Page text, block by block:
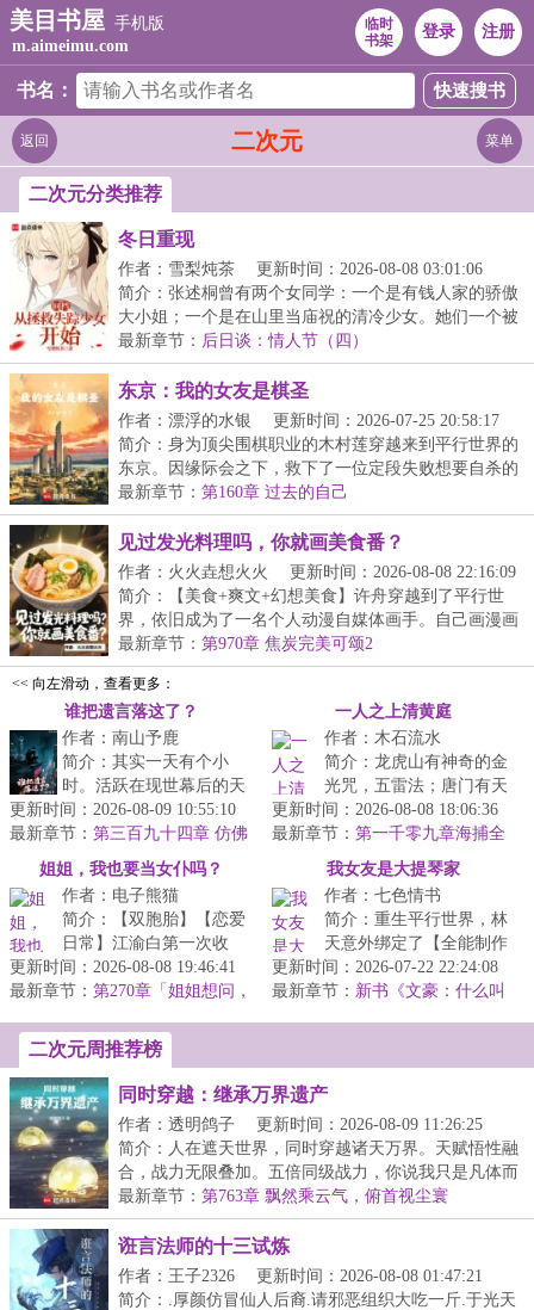
美目书屋 手机版
m.aimeimu.com
临时
书架
登录 注册
书名：
二次元
返回 菜单
二次元分类推荐
冬日重现
作者：雪梨炖茶
更新时间：2026-08-08 03:01:06
简介：张述桐曾有两个女同学：一个是有钱人家的骄傲
大小姐；一个是在山里当庙祝的清冷少女。她们一个被
杀...
最新章节： 后日谈：情人节（四）
东京：我的女友是棋圣
作者：漂浮的水银
更新时间：2026-07-25 20:58:17
简介：身为顶尖围棋职业的木村莲穿越来到平行世界的
东京。因缘际会之下，救下了一位定段失败想要自杀的
少...
最新章节： 第160章 过去的自己
见过发光料理吗，你就画美食番？
作者：火火垚想火火
更新时间：2026-08-08 22:16:09
简介：【美食+爽文+幻想美食】许舟穿越到了平行世
界，依旧成为了一名个人动漫自媒体画手。自己画漫画
番，...
最新章节： 第970章 焦炭完美可颂2
<< 向左滑动，查看更多：
谁把遗言落这了？
作者：南山予鹿
简介：其实一天有个小
时。活跃在现世幕后的天
命者们，会在零点准时步
入昏暗小巷，坠入地球背
面的倒影墟界...
更新时间：2026-08-09 10:55:10
最新章节： 第三百九十四章 仿佛
月下朝圣，似见湖上真龙！
一人之上清黄庭
作者：木石流水
简介：龙虎山有神奇的金
光咒，五雷法；唐门有天
下无双的丹噬；诸葛家有
专烧世间神魂的三昧真火
·····...
更新时间：2026-08-08 18:06:36
最新章节： 第一千零九章海捕全
性，寻找景全
姐姐，我也要当女仆吗？
作者：电子熊猫
简介：【双胞胎】【恋爱
日常】江渝白第一次收
租，就撞见了因为没钱交
租的双胞胎姐妹林见夏：
更新时间：2026-08-08 19:46:41
最新章节： 第270章「姐姐想问，
我女友是大提琴家
作者：七色情书
简介：重生平行世界，林
天意外绑定了【全能制作
人】系统，只要绑定搭
档，将其培养成超级“偶
更新时间：2026-07-22 22:24:08
最新章节： 新书《文豪：什么叫
二次元周推荐榜
同时穿越：继承万界遗产
作者：透明鸽子
更新时间：2026-08-09 11:26:25
简介：人在遮天世界，同时穿越诸天万界。天赋悟性融
合，战力无限叠加。五倍同级战力，你说我只是凡体而
已...
最新章节： 第763章 飘然乘云气，俯首视尘寰
诳言法师的十三试炼
作者：王子2326
更新时间：2026-08-08 01:47:21
简介：.厚颜仿冒仙人后裔.请邪恶组织大吃一斤.于光天